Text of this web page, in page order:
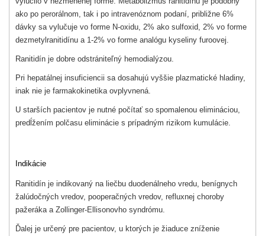
ako po perorálnom, tak i po intravenóznom podaní, približne 6%
dávky sa vylučuje vo forme N-oxidu, 2% ako sulfoxid, 2% vo forme
dezmetylranitidínu a 1-2% vo forme analógu kyseliny furoovej.
Ranitidín je dobre odstrániteľný hemodialýzou.
Pri hepatálnej insuficiencii sa dosahujú vyššie plazmatické hladiny,
inak nie je farmakokinetika ovplyvnená.
U starších pacientov je nutné počítať so spomalenou elimináciou,
predĺžením polčasu eliminácie s prípadným rizikom kumulácie.
Indikácie
Ranitidín je indikovaný na liečbu duodenálneho vredu, benígnych
žalúdočných vredov, pooperačných vredov, refluxnej choroby
pažeráka a Zollinger-Ellisonovho syndrómu.
Ďalej je určený pre pacientov, u ktorých je žiaduce zníženie